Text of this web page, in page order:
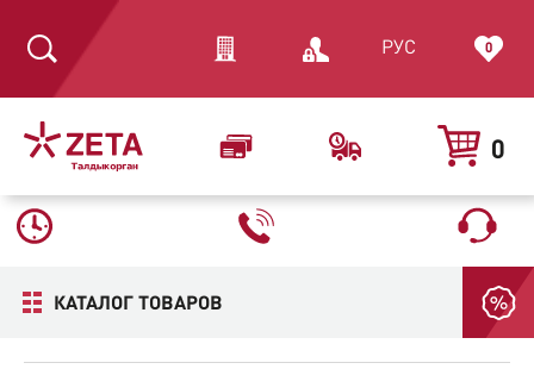
0
РУС 0
КАТАЛОГ ТОВАРОВ